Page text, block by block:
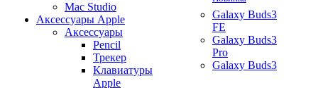
Mac Studio
Аксессуары Apple
Аксессуары
Pencil
Трекер
Клавиатуры
Apple
Galaxy Buds3
FE
Galaxy Buds3
Pro
Galaxy Buds3